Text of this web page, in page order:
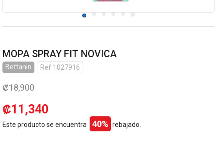
MOPA SPRAY FIT NOVICA
Bettanin Ref.1027916
₡18,900
₡11,340
Este producto se encuentra 40% rebajado.